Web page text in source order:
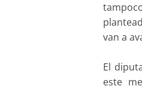
van a
El
este